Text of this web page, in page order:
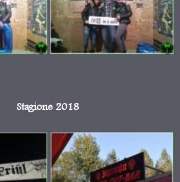
Stagione 2018